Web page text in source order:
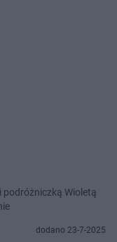
podróżniczką Wioletą
dodano 23-7-2025